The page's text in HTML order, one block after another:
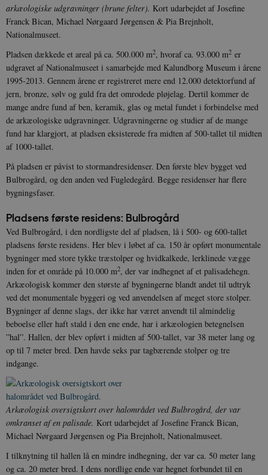
arkæologiske udgravninger (brune felter). Kort udarbejdet af Josefine
Franck Bican, Michael Nørgaard Jørgensen & Pia Brejnholt,
Nationalmuseet.
Pladsen dækkede et areal på ca. 500.000 m2, hvoraf ca. 93.000 m2 er
udgravet af Nationalmuseet i samarbejde med Kalundborg Museum i årene
1995-2013. Gennem årene er registreret mere end 12.000 detektorfund af
jern, bronze, sølv og guld fra det omrodede pløjelag. Dertil kommer de
mange andre fund af ben, keramik, glas og metal fundet i forbindelse med
de arkæologiske udgravninger. Udgravningerne og studier af de mange
fund har klargjort, at pladsen eksisterede fra midten af 500-tallet til midten
af 1000-tallet.
På pladsen er påvist to stormandresidenser. Den første blev bygget ved
Bulbrogård, og den anden ved Fugledegård. Begge residenser har flere
bygningsfaser.
Pladsens første residens: Bulbrogård
Ved Bulbrogård, i den nordligste del af pladsen, lå i 500- og 600-tallet
pladsens første residens. Her blev i løbet af ca. 150 år opført monumentale
bygninger med store tykke træstolper og hvidkalkede, lerklinede vægge
inden for et område på 10.000 m2, der var indhegnet af et palisadehegn.
Arkæologisk kommer den største af bygningerne blandt andet til udtryk
ved det monumentale byggeri og ved anvendelsen af meget store stolper.
Bygninger af denne slags, der ikke har været anvendt til almindelig
beboelse eller haft stald i den ene ende, har i arkæologien betegnelsen
”hal”. Hallen, der blev opført i midten af 500-tallet, var 38 meter lang og
op til 7 meter bred. Den havde seks par tagbærende stolper og tre
indgange.
Arkæologisk oversigtskort over halområdet ved Bulbrogård, der var
omkranset af en palisade. Kort udarbejdet af Josefine Franck Bican,
Michael Nørgaard Jørgensen og Pia Brejnholt, Nationalmuseet.
I tilknytning til hallen lå en mindre indhegning, der var ca. 50 meter lang
og ca. 20 meter bred. I dens nordlige ende var hegnet forbundet til en